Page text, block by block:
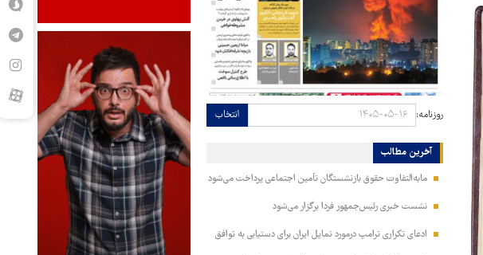
روزنامه: انتخاب
آخرین مطالب
مابه‌التفاوت حقوق بازنشستگان تأمین اجتماعی پرداخت می‌شود
نشست خبری رئیس‌جمهور فردا برگزار می‌شود
ادعای تکراری ترامپ درمورد تمایل ایران برای دستیابی به توافق